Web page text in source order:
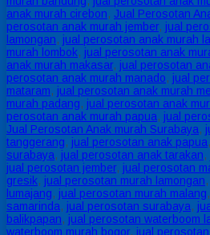
anak murah cirebon, Jual Perosotan
perosotan anak murah jember, jual
lamongan, jual perosotan anak murah
murah lombok, jual perosotan anak
anak murah makasar, jual perosotan
perosotan anak murah manado, jual
mataram, jual perosotan anak murah
murah padang, jual perosotan anak
perosotan anak murah papua, jual
Jual Perosotan Anak murah Surabaya,
tanggerang, jual perosotan anak papua,
surabaya, jual perosotan anak tarakan,
jual perosotan jember, jual perosotan
gresik, jual perosotan murah lamongan,
lumajang, jual perosotan murah malang,
samarinda, jual perosotan surabaya,
balikpapan, jual perosotan waterboom
waterboom murah bogor, jual